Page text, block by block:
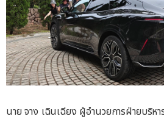
นาย จาง เฉินเฉียง ผู้อำนวยการฝ่ายบริ